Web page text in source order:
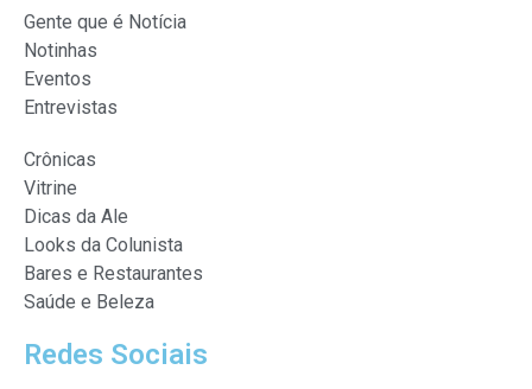
Gente que é Notícia
Notinhas
Eventos
Entrevistas
Crônicas
Vitrine
Dicas da Ale
Looks da Colunista
Bares e Restaurantes
Saúde e Beleza
Redes Sociais